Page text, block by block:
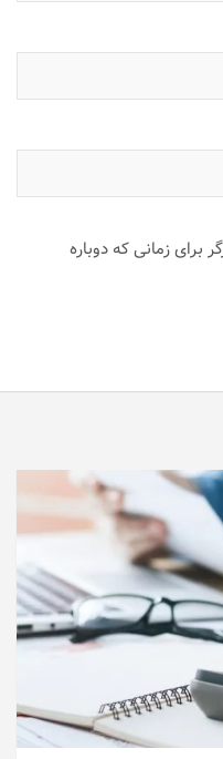
زمانی که دوباره